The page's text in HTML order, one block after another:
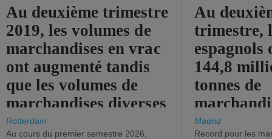
Au deuxième trimestre
2019, les volumes de
marchandises en vrac
ont augmenté tandis
que les volumes de
marchandises diverses
ont diminué.
Rotterdam
Au cours du premier semestre 2026,
Au
trimestre,
144,8
tonnes de
(+2,9%).
Madrid
Record pour les